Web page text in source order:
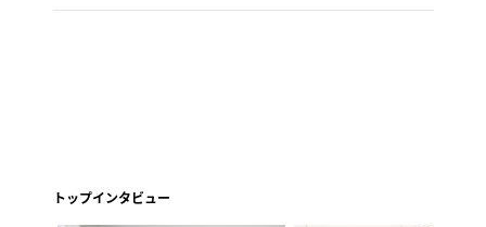
トップインタビュー